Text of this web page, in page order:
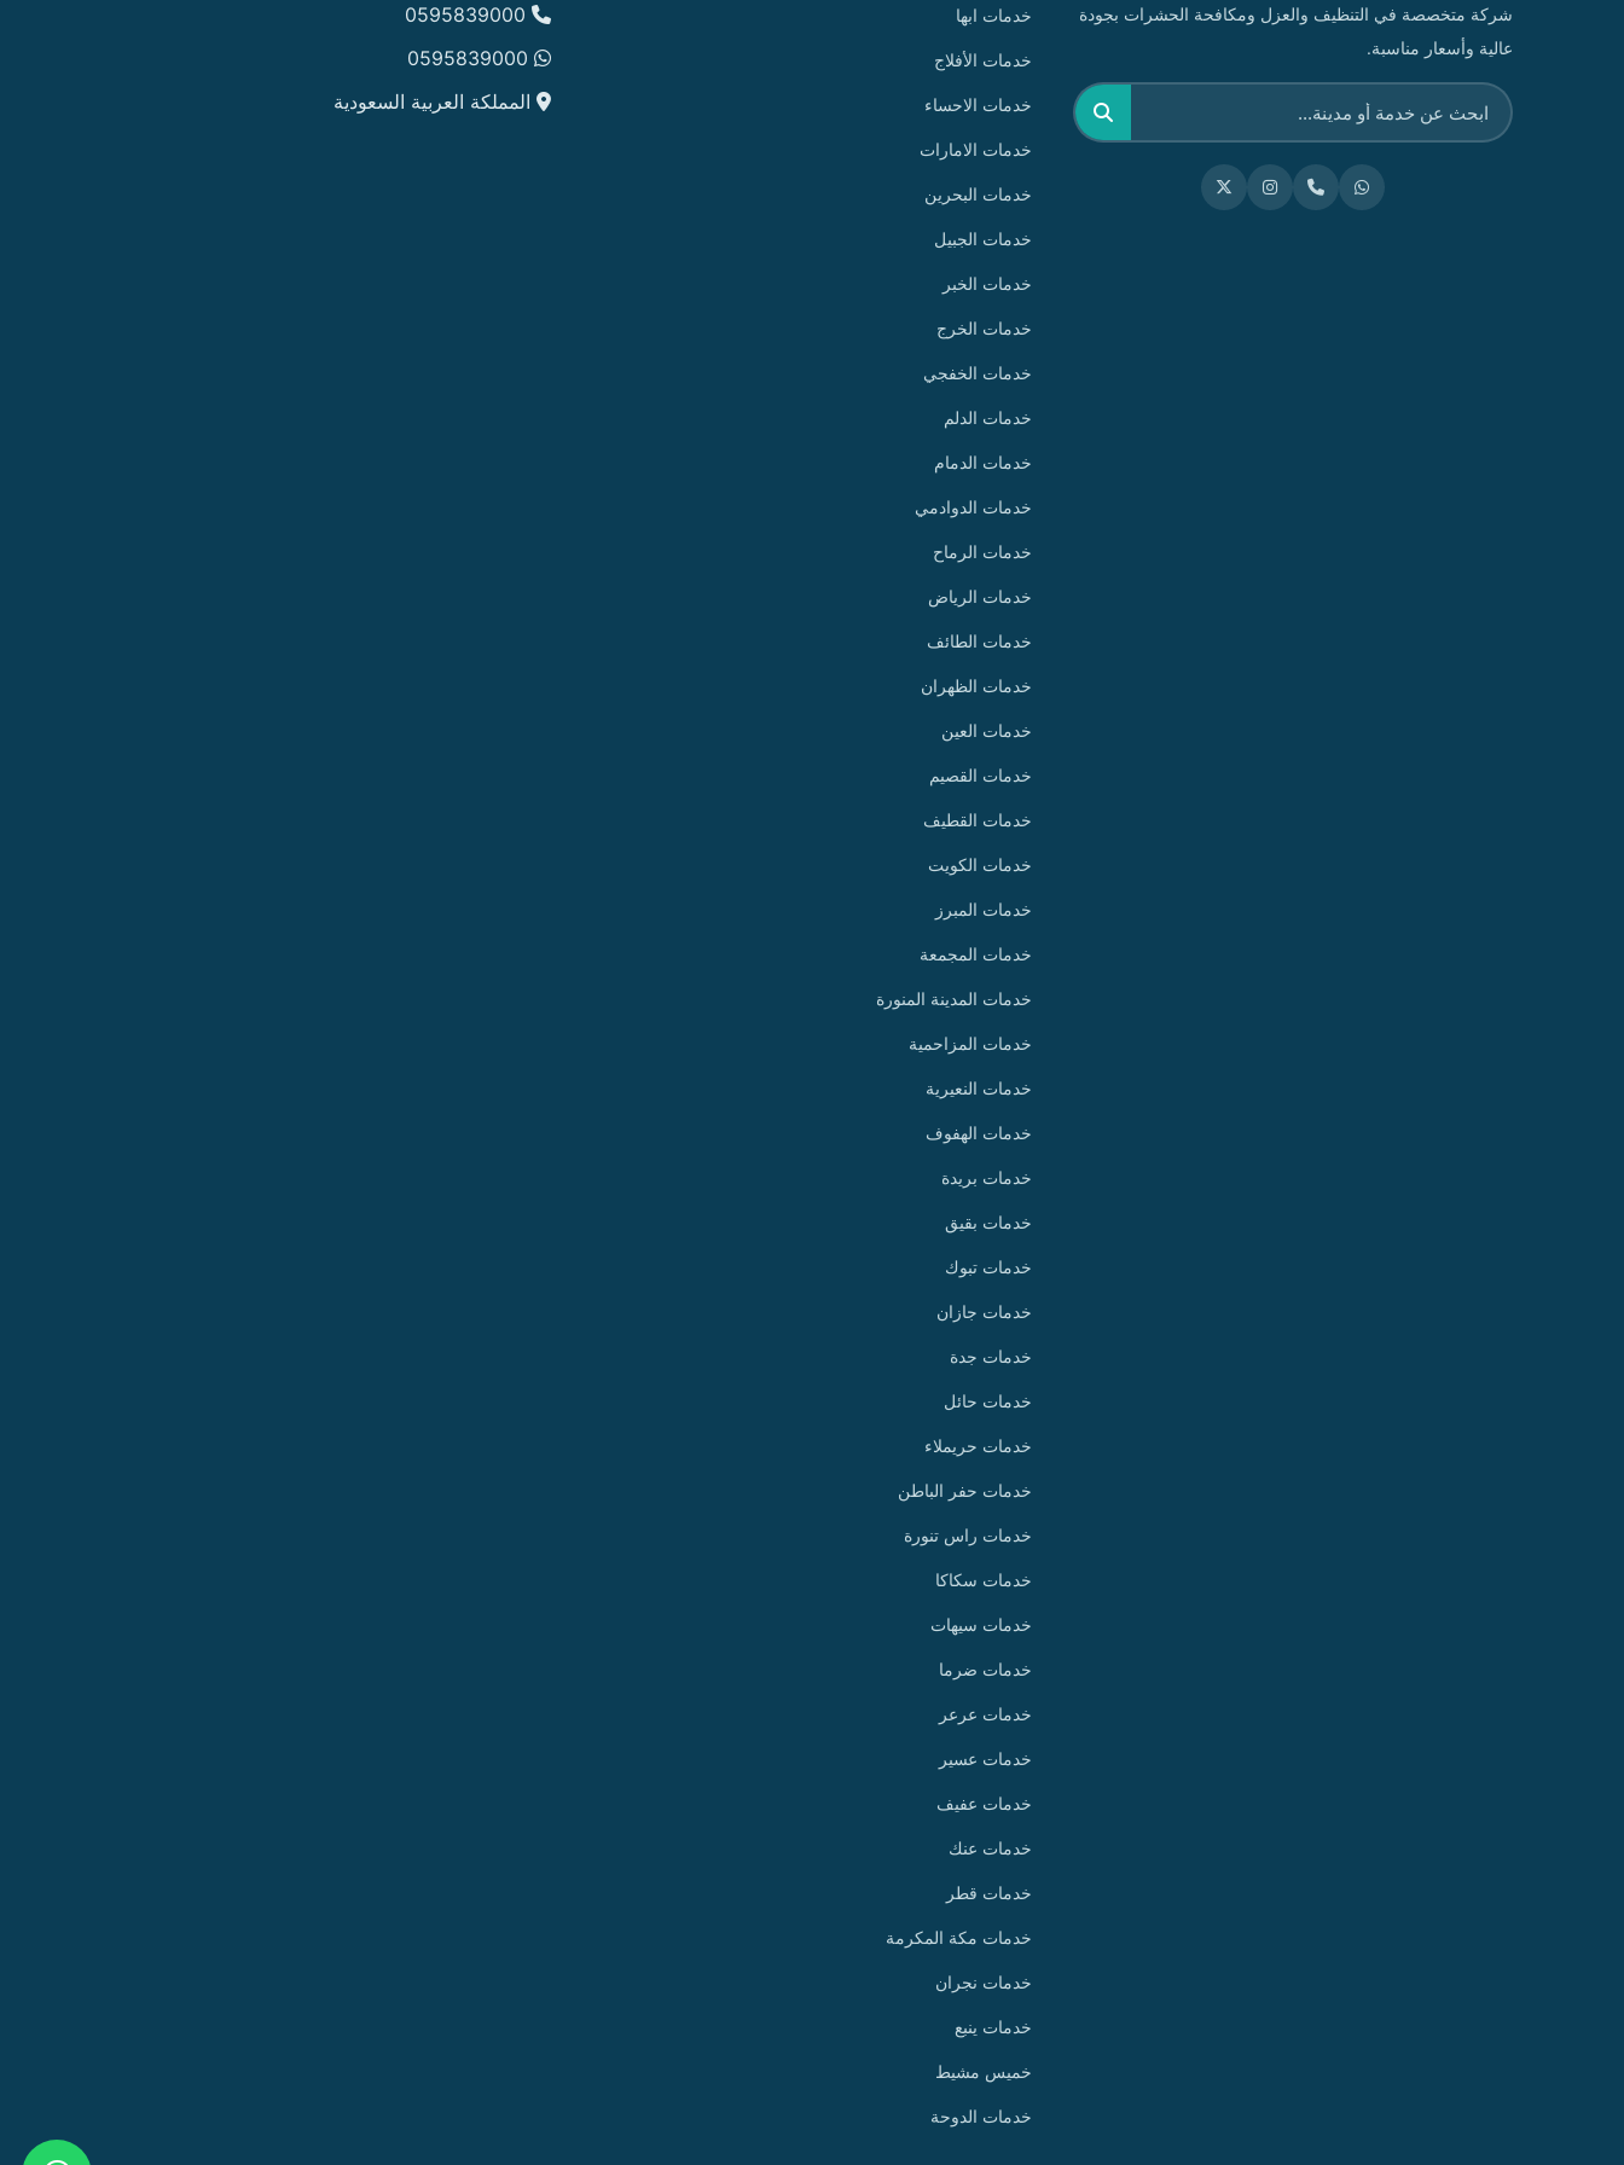
شركة متخصصة في التنظيف والعزل ومكافحة الحشرات بجودة
عالية وأسعار مناسبة.
بحث
خدمات ابها
خدمات الأفلاج
خدمات الاحساء
خدمات الامارات
خدمات البحرين
خدمات الجبيل
خدمات الخبر
خدمات الخرج
خدمات الخفجي
خدمات الدلم
خدمات الدمام
خدمات الدوادمي
خدمات الرماح
خدمات الرياض
خدمات الطائف
خدمات الظهران
خدمات العين
خدمات القصيم
خدمات القطيف
خدمات الكويت
خدمات المبرز
خدمات المجمعة
خدمات المدينة المنورة
خدمات المزاحمية
خدمات النعيرية
خدمات الهفوف
خدمات بريدة
خدمات بقيق
خدمات تبوك
خدمات جازان
خدمات جدة
خدمات حائل
خدمات حريملاء
خدمات حفر الباطن
خدمات راس تنورة
خدمات سكاكا
خدمات سيهات
خدمات ضرما
خدمات عرعر
خدمات عسير
خدمات عفيف
خدمات عنك
خدمات قطر
خدمات مكة المكرمة
خدمات نجران
خدمات ينبع
خميس مشيط
خدمات الدوحة
المملكة العربية السعودية